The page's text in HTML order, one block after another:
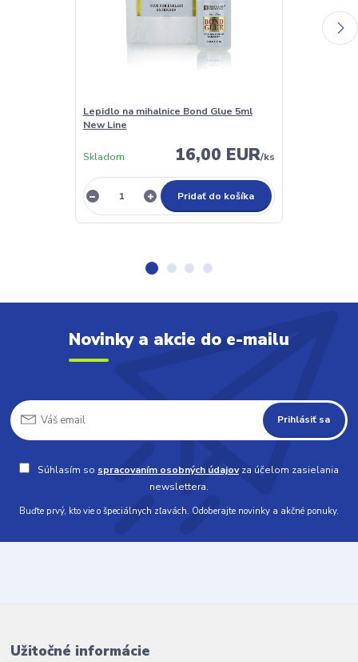
Lepidlo na mihalnice Bond Glue 5ml
New Line
16,00 EUR/ks
Skladom
Pridať do košíka
Novinky a akcie do e-mailu
Prihlásiť sa
Súhlasím so spracovaním osobných údajovza účelom zasielania
newslettera.
Buďte prvý, kto vie o špeciálnych zľavách. Odoberajte novinky a akčné ponuky.
Užitočné informácie